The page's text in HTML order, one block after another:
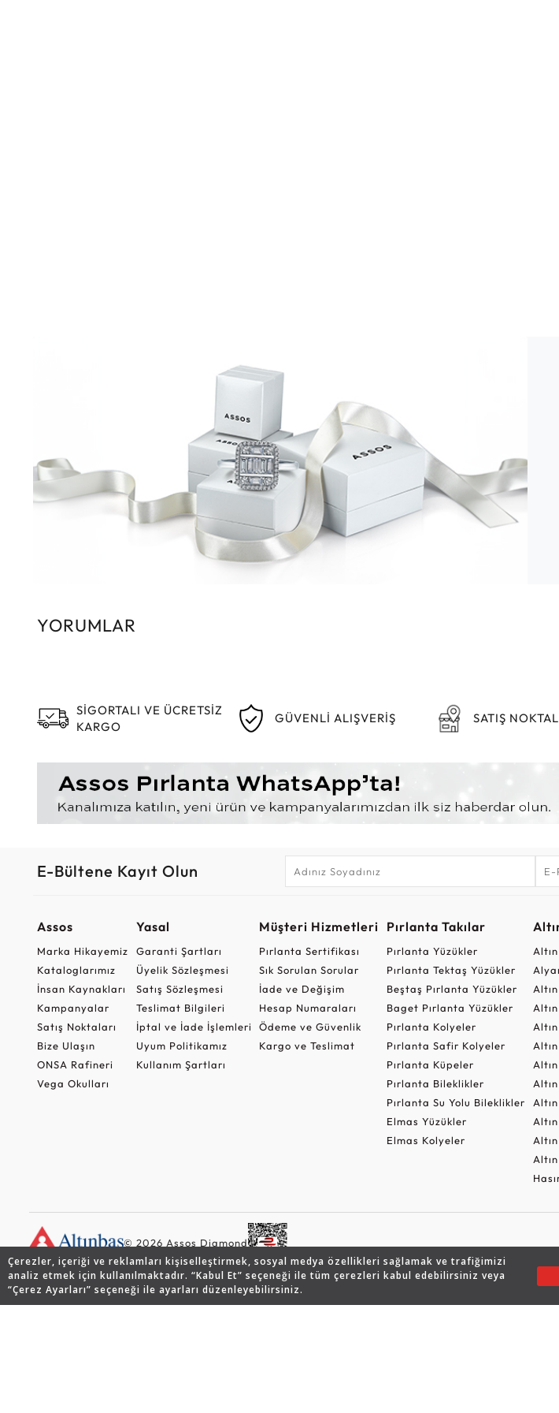
Çerezler, içeriği ve reklamları kişiselleştirmek, sosyal medya özellikleri sağlamak ve trafiğimizi
analiz etmek için kullanılmaktadır. “Kabul Et” seçeneği ile tüm çerezleri kabul edebilirsiniz veya
“Çerez Ayarları” seçeneği ile ayarları düzenleyebilirsiniz.
YORUMLAR
SİGORTALI VE ÜCRETSİZ
KARGO
GÜVENLİ ALIŞVERİŞ SATIŞ
E-Bültene Kayıt Olun
Assos
Marka Hikayemiz
Kataloglarımız
İnsan Kaynakları
Kampanyalar
Satış Noktaları
Bize Ulaşın
ONSA Rafineri
Vega Okulları
Yasal
Garanti Şartları
Üyelik Sözleşmesi
Satış Sözleşmesi
Teslimat Bilgileri
İptal ve İade İşlemleri
Uyum Politikamız
Kullanım Şartları
Müşteri Hizmetleri
Pırlanta Sertifikası
Sık Sorulan Sorular
İade ve Değişim
Hesap Numaraları
Ödeme ve Güvenlik
Kargo ve Teslimat
Pırlanta Takılar
Pırlanta Yüzükler
Pırlanta Tektaş Yüzükler
Beştaş Pırlanta Yüzükler
Baget Pırlanta Yüzükler
Pırlanta Kolyeler
Pırlanta Safir Kolyeler
Pırlanta Küpeler
Pırlanta Bileklikler
Pırlanta Su Yolu Bileklikler
Elmas Yüzükler
Elmas Kolyeler
© 2026 Assos Diamond